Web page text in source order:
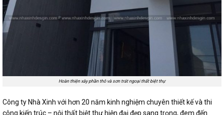
Hoàn thiện xây phần thô và sơn trát ngoại thất biệt thự
Công ty Nhà Xinh với hơn 20 năm kinh nghiệm chuyên thiết kế và thi
công kiến trúc – nội thất biệt thự hiện đại đẹp sang trọng, đem đến